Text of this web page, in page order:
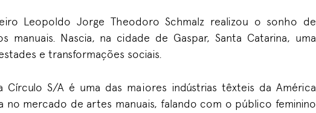
Leopoldo Jorge Theodoro Schmalz realizou o sonho de
manuais. Nascia, na cidade de Gaspar, Santa Catarina, uma
e transformações sociais.
Círculo S/A é uma das maiores indústrias têxteis da América
no mercado de artes manuais, falando com o público feminino